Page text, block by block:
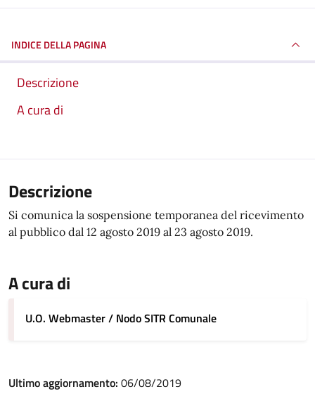
INDICE DELLA PAGINA
Descrizione
A cura di
Descrizione
Si comunica la sospensione temporanea del ricevimento
al pubblico dal 12 agosto 2019 al 23 agosto 2019.
A cura di
U.O. Webmaster / Nodo SITR Comunale
Ultimo aggiornamento: 06/08/2019